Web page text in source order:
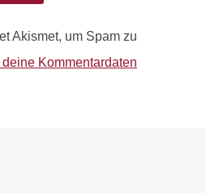
Akismet, um Spam zu
Kommentardaten